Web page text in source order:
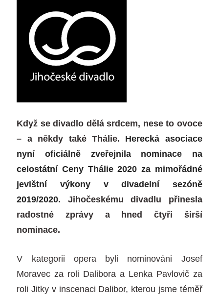
Když se divadlo dělá srdcem, nese to ovoce
– a někdy také Thálie. Herecká asociace
nyní oficiálně zveřejnila nominace na
celostátní Ceny Thálie 2020 za mimořádné
jevištní výkony v divadelní sezóně
2019/2020. Jihočeskému divadlu přinesla
radostné zprávy a hned čtyři širší
nominace.
V kategorii opera byli nominováni Josef
Moravec za roli Dalibora a Lenka Pavlovič za
roli Jitky v inscenaci Dalibor, kterou jsme téměř